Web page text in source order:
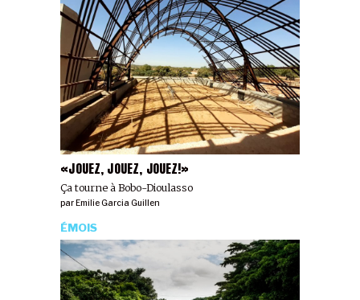
«JOUEZ, JOUEZ, JOUEZ!»
Ça tourne à Bobo-Dioulasso
parEmilie Garcia Guillen
ÉMOIS